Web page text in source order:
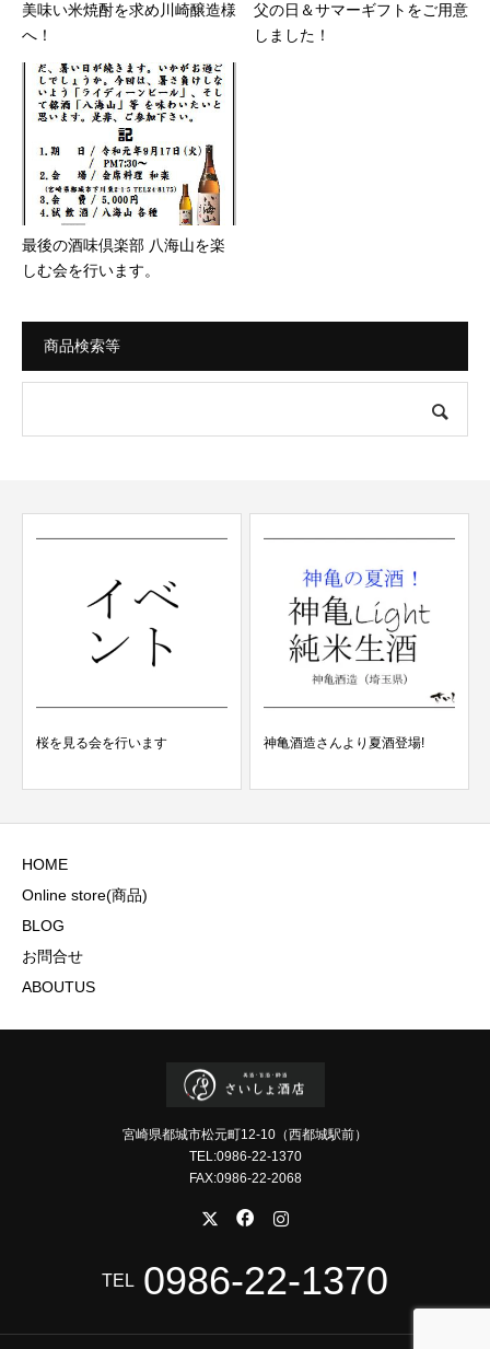
美味い米焼酎を求め川崎醸造様
へ！
父の日＆サマーギフトをご用意
しました！
最後の酒味倶楽部 八海山を楽
しむ会を行います。
商品検索等
桜を見る会を行います 神亀酒造さんより夏酒登場!
HOME
Online store(商品)
BLOG
お問合せ
ABOUTUS
宮崎県都城市松元町12-10（西都城駅前）
TEL:0986-22-1370
FAX:0986-22-2068
TEL 0986-22-1370